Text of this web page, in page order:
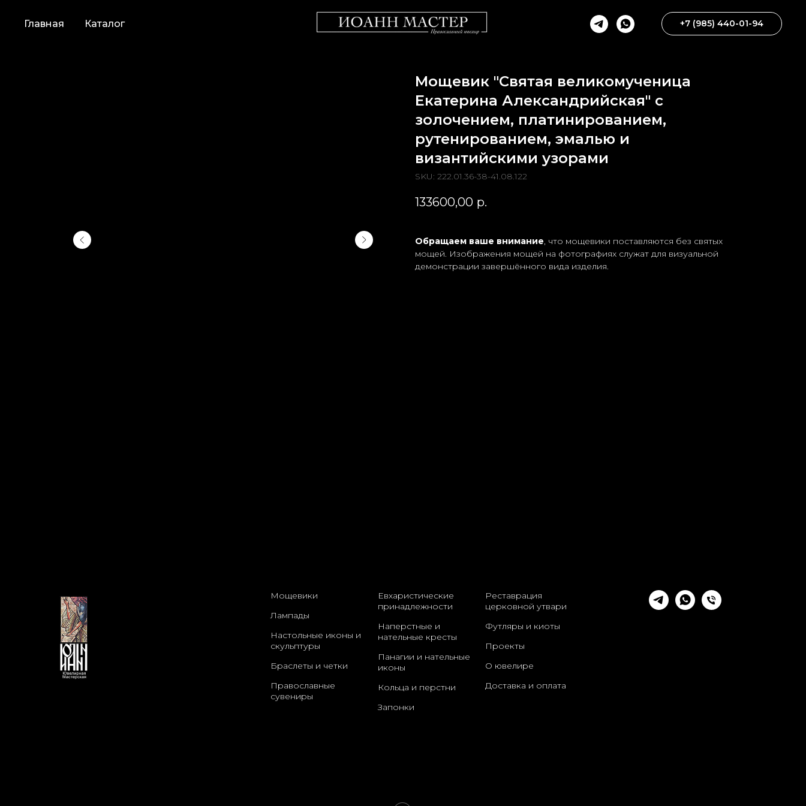
Главная Каталог +7 (985) 440-01-94
Мощевик "Святая великомученица
Екатерина Александрийская" с
золочением, платинированием,
рутенированием, эмалью и
византийскими узорами
SKU: 222.01.36-38-41.08.122
133600,00 р.
Обращаем ваше внимание, что мощевики поставляются без святых
мощей. Изображения мощей на фотографиях служат для визуальной
демонстрации завершённого вида изделия.
Мощевики
Лампады
Настольные иконы и
скульптуры
Браслеты и четки
Православные
сувениры
Евхаристические
принадлежности
Наперстные и
нательные кресты
Панагии и нательные
иконы
Кольца и перстни
Запонки
Реставрация
церковной утвари
Футляры и киоты
Проекты
О ювелире
Доставка и оплата